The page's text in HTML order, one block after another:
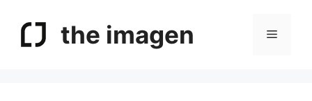
contenido
the imagen Menú